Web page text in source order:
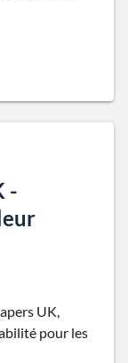
-
UK,
pour les